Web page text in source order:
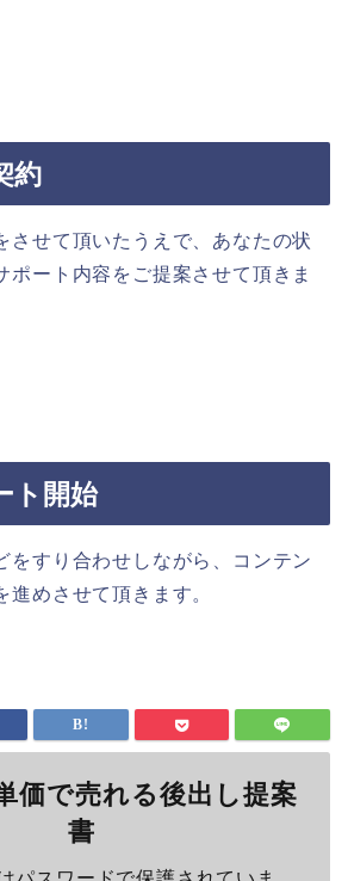
約
させて頂いたうえで、あなたの状
ポート内容をご提案させて頂きま
ト開始
をすり合わせしながら、コンテン
進めさせて頂きます。
価で売れる後出し提案
書